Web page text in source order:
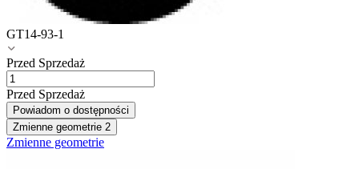
GT14-93-1
Przed Sprzedaż
Przed Sprzedaż
Powiadom o dostępności
Zmienne geometrie 2
Zmienne geometrie